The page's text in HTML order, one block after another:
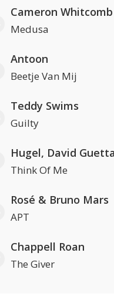
Cameron Whitcomb
Medusa
Antoon
Beetje Van Mij
Teddy Swims
Guilty
Think Of Me
Rosé & Bruno Mars
APT
Chappell Roan
The Giver